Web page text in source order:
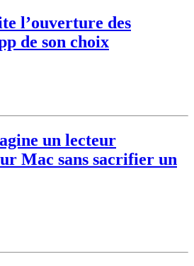
l’ouverture des
de son choix
un lecteur
Mac sans sacrifier un